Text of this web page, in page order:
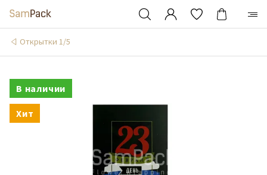
Открытки 1/5
В наличии
Хит